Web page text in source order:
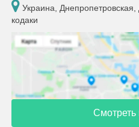
Украина,
кодаки
Смотреть